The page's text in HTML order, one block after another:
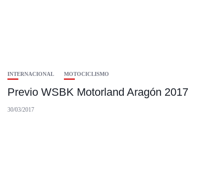
INTERNACIONAL MOTOCICLISMO
Previo WSBK Motorland Aragón 2017
30/03/2017